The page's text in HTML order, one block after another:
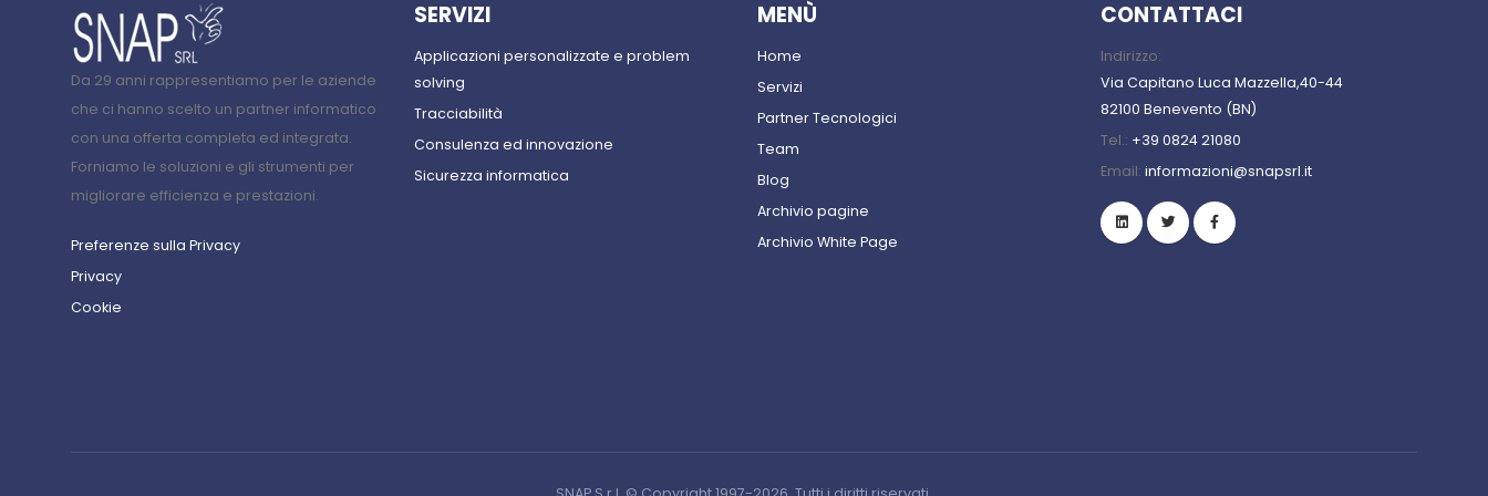
Da 29 anni rappresentiamo per le aziende
che ci hanno scelto un partner informatico
con una offerta completa ed integrata.
Forniamo le soluzioni e gli strumenti per
migliorare efficienza e prestazioni.
Preferenze sulla Privacy
Privacy
Cookie
SERVIZI
Applicazioni personalizzate e problem
solving
Tracciabilità
Consulenza ed innovazione
Sicurezza informatica
MENÙ
Home
Servizi
Partner Tecnologici
Team
Blog
Archivio pagine
Archivio White Page
CONTATTACI
Indirizzo:
Via Capitano Luca Mazzella,40-44
82100 Benevento (BN)
Tel.: +39 0824 21080
Email: informazioni@snapsrl.it